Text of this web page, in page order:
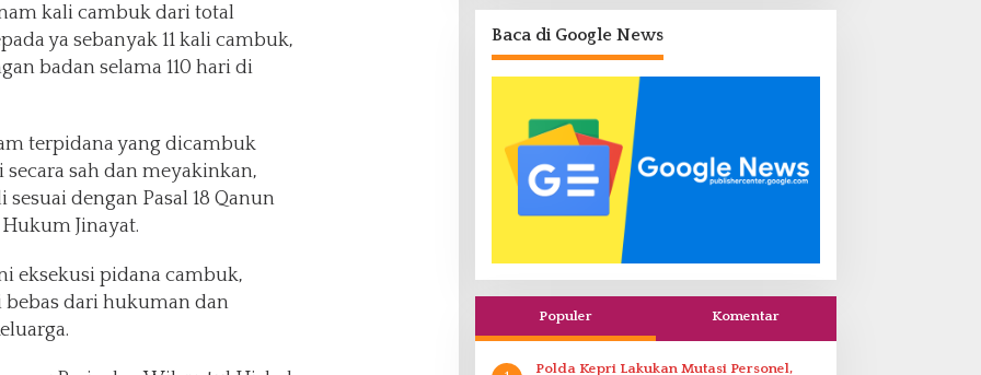
kali cambuk dari total
ya sebanyak 11 kali cambuk,
badan selama 110 hari di
terpidana yang dicambuk
sah dan meyakinkan,
dengan Pasal 18 Qanun
Jinayat.
eksekusi pidana cambuk,
dari hukuman dan
Baca di Google News
Populer Komentar
Polda Kepri Lakukan Mutasi Personel,